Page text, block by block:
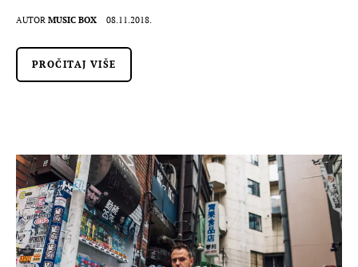
AUTOR MUSIC BOX 08.11.2018.
PROČITAJ VIŠE